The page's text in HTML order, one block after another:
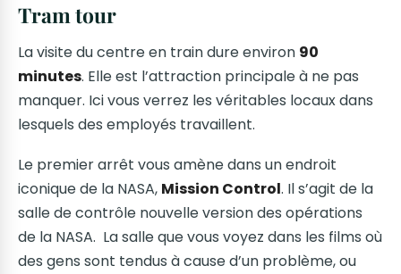
Tram tour
La visite du centre en train dure environ 90
minutes. Elle est l’attraction principale à ne pas
manquer. Ici vous verrez les véritables locaux dans
lesquels des employés travaillent.
Le premier arrêt vous amène dans un endroit
iconique de la NASA, Mission Control. Il s’agit de la
salle de contrôle nouvelle version des opérations
de la NASA. La salle que vous voyez dans les films où
des gens sont tendus à cause d’un problème, ou